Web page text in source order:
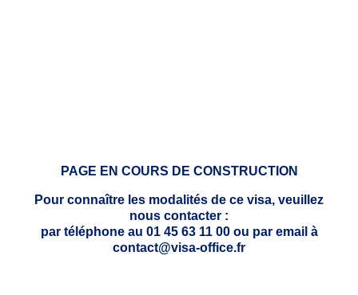
PAGE EN COURS DE CONSTRUCTION
Pour connaître les modalités de ce visa, veuillez
nous contacter :
par téléphone au 01 45 63 11 00 ou par email à
contact@visa-office.fr